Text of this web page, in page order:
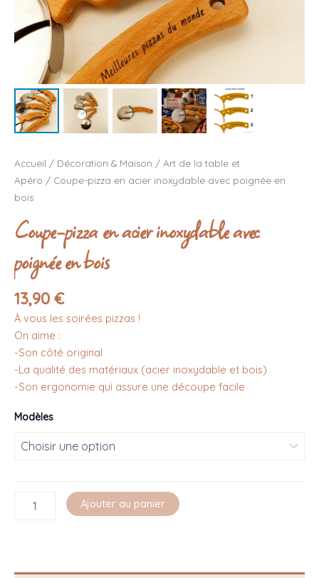
Accueil / Décoration & Maison / Art de la table et
Apéro / Coupe-pizza en acier inoxydable avec poignée en
bois
Coupe-pizza en acier inoxydable avec
poignée en bois
13,90 €
À vous les soirées pizzas !
On aime :
-Son côté original
-La qualité des matériaux (acier inoxydable et bois)
-Son ergonomie qui assure une découpe facile
Modèles
Ajouter au panier